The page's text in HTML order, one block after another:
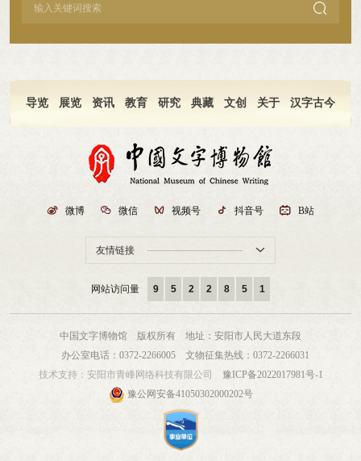
类有害信息，按时完成隐患排查处置情况上报工作。夯实网络安全制度保障持续
信部门下达的网络评论、舆情信息报送、网络舆论监督等工作任务，常态化以实
战练兵提升全体工作人员舆情研判、线上引导业务能力。四、舆论导向正确坚定
内线下宣传阵地、官方新媒体矩阵，持续推送汉字文化、甲骨文科普、文物展览
等正能量内容；借助学习强国平台推送网信、意识形态专题学习素材，规范党员
干部网络发言、信息传播行为。及时对外发布展览活动、开放公告等权威信息，
文化科普教育活动。五、2027 年工作计划（一）深化网络阵地规范化管理丰富理
习形式，邀请文史、网信领域专家授课，深化干部职工对党的创新理论、文化传
承、网络安全政策的理解。配套建立学习成效反馈机制，动态收集干部职工学习
项业务培训，定期组织网络舆情监测、风险处置专题学习班，邀请行业专家现场
授课，培训内容覆盖舆情热点研判、网络危机公关、新媒体运营、突发事件应对
等实操技能。建立舆情工作激励考核机制，设立专项表彰奖励制度，对舆情值
守、应急处置、正面宣传工作中表现突出的部室与个人予以表彰，充分调动工作
贴合当下传播趋势与大众受众喜好，深耕短视频、直播、图文互动等内容创作，
打造感染力强、接地气的汉字文化宣传作品，提升线上传播影响力。强化线上公
众互动服务，依托官网、微信、微博等渠道及时回应群众咨询、意见建议，高效
解决群众观展、活动参与等各类诉求，持续提升大众对中国文字博物馆的认同感
与文化归属感。下一步，中国文字博物馆将持续贯彻落实网络意识形态工作各项
部署要求，进一步提升全馆党员干部政治站位，以更严格标准、更务实举措、更
过硬作风抓实网络舆情监测、处置与引导工作，巩固清朗正向网络舆论环境，助

导览 展览 资讯 教育 研究 典藏 文创 关于 汉字古今
友情链接 
 微博  微信  视频号  抖音号  B站
网站访问量 9 5 2 2 8 5 1
中国文字博物馆 版权所有 地址：安阳市人民大道东段
办公室电话：0372-2266005 文物征集热线：0372-2266031
技术支持： 安阳市青峰网络科技有限公司
豫ICP备2022017981号-1
豫公网安备41050302000202号